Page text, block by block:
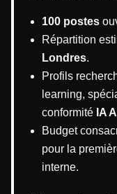
100 postes
Répartition
Londres.
Profils
learning,
conformité IA
Budget
pour la
interne.